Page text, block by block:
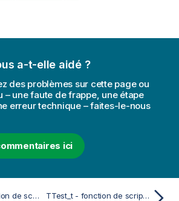
a-t-elle aidé ?
des problèmes sur cette page ou
– une faute de frappe, une étape
erreur technique – faites-le-nous
ici
TTest_sig - fonction de script et fonction de graphique TTest_t - fonction de script et fonction de graphique